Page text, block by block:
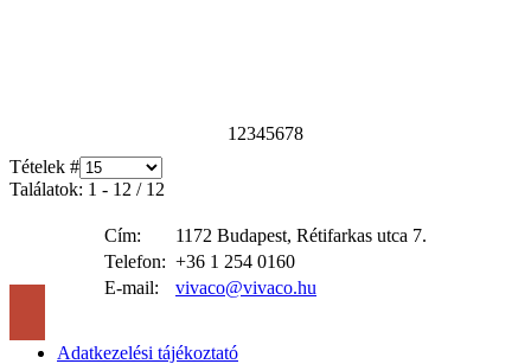
1 2345678
Tételek #
Találatok: 1 - 12 / 12
Cím:
1172 Budapest, Rétifarkas utca 7.
Telefon: +36 1 254 0160
E-mail:
vivaco@vivaco.hu
Adatkezelési tájékoztató